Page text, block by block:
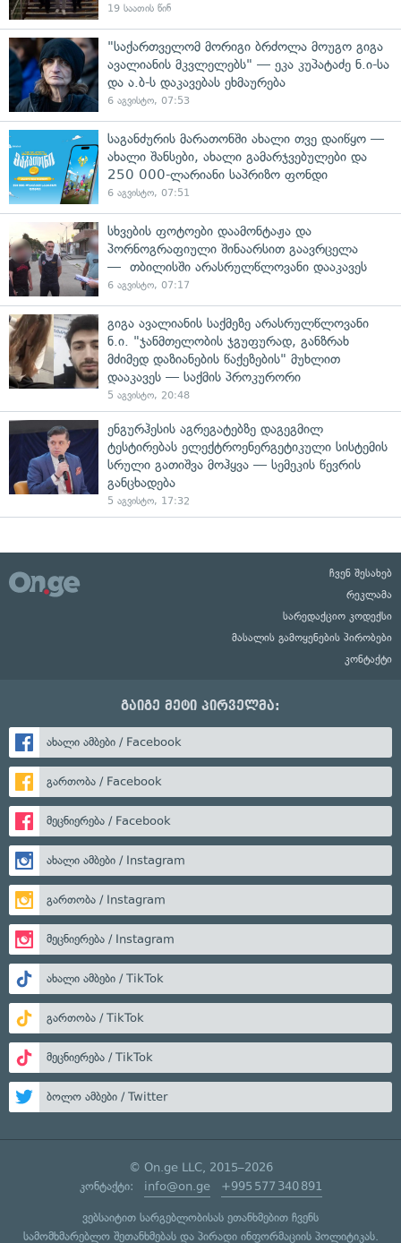
19 საათის წინ
"საქართველომ მორიგი ბრძოლა მოუგო გიგა
ავალიანის მკვლელებს" — ეკა კუპატაძე ნ.ი-სა
და ა.ბ-ს დაკავებას ეხმაურება
6 აგვისტო, 07:53
საგანძურის მარათონში ახალი თვე დაიწყო —
ახალი შანსები, ახალი გამარჯვებულები და
250 000-ლარიანი საპრიზო ფონდი
6 აგვისტო, 07:51
სხვების ფოტოები დაამონტაჟა და
პორნოგრაფიული შინაარსით გაავრცელა
— თბილისში არასრულწლოვანი დააკავეს
6 აგვისტო, 07:17
გიგა ავალიანის საქმეზე არასრულწლოვანი
ნ.ი. "ჯანმთელობის ჯგუფურად, განზრახ
მძიმედ დაზიანების წაქეზების" მუხლით
დააკავეს — საქმის პროკურორი
5 აგვისტო, 20:48
ენგურჰესის აგრეგატებზე დაგეგმილ
ტესტირებას ელექტროენერგეტიკული სისტემის
სრული გათიშვა მოჰყვა — სემეკის წევრის
განცხადება
5 აგვისტო, 17:32
ჩვენ შესახებ
რეკლამა
სარედაქციო კოდექსი
მასალის გამოყენების პირობები
კონტაქტი
გაიგე მეტი პირველმა:
ახალი ამბები / Facebook
გართობა / Facebook
მეცნიერება / Facebook
ახალი ამბები / Instagram
გართობა / Instagram
მეცნიერება / Instagram
ახალი ამბები / TikTok
გართობა / TikTok
მეცნიერება / TikTok
ბოლო ამბები / Twitter
© On.ge LLC, 2015–2026
კონტაქტი: info@on.ge +995 577 340 891
ვებსაიტით სარგებლობისას ეთანხმებით ჩვენს
სამომხმარებლო შეთანხმებასდა პირადი ინფორმაციის პოლიტიკას.